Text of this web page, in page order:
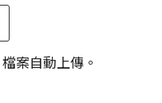
案自動上傳。